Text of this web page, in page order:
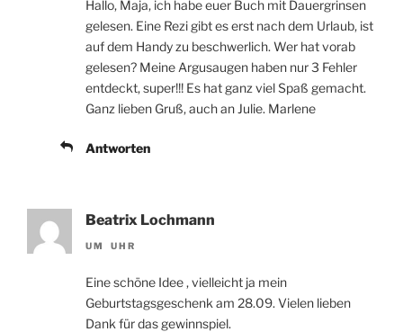
Hallo, Maja, ich habe euer Buch mit Dauergrinsen
gelesen. Eine Rezi gibt es erst nach dem Urlaub, ist
auf dem Handy zu beschwerlich. Wer hat vorab
gelesen? Meine Argusaugen haben nur 3 Fehler
entdeckt, super!!! Es hat ganz viel Spaß gemacht.
Ganz lieben Gruß, auch an Julie. Marlene
Antworten
Beatrix Lochmann
UM UHR
Eine schöne Idee , vielleicht ja mein
Geburtstagsgeschenk am 28.09. Vielen lieben
Dank für das gewinnspiel.